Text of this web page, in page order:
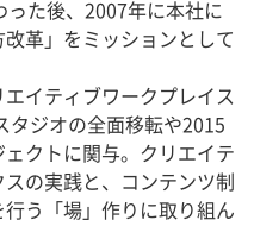
った後、2007年に本社に
革」をミッションとして
イティブワークプレイス
タジオの全面移転や2015
クトに関与。クリエイテ
の実践と、コンテンツ制
う「場」作りに取り組ん